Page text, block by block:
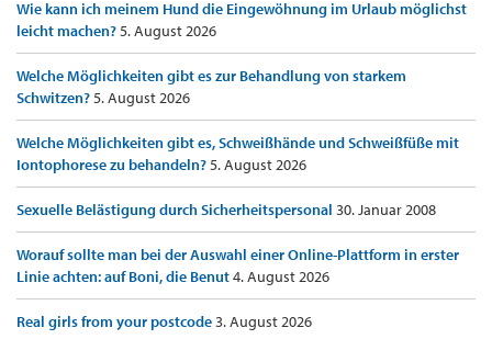
Wie kann ich meinem Hund die Eingewöhnung im Urlaub möglichst
leicht machen?5. August 2026
Welche Möglichkeiten gibt es zur Behandlung von starkem
Schwitzen?5. August 2026
Welche Möglichkeiten gibt es, Schweißhände und Schweißfüße mit
Iontophorese zu behandeln?5. August 2026
Sexuelle Belästigung durch Sicherheitspersonal 30. Januar 2008
Worauf sollte man bei der Auswahl einer Online-Plattform in erster
Linie achten: auf Boni, die Benut4. August 2026
Real girls from your postcode3. August 2026